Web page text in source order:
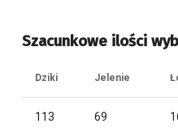
Szacunkowe ilości
Dziki Jelenie
113 69